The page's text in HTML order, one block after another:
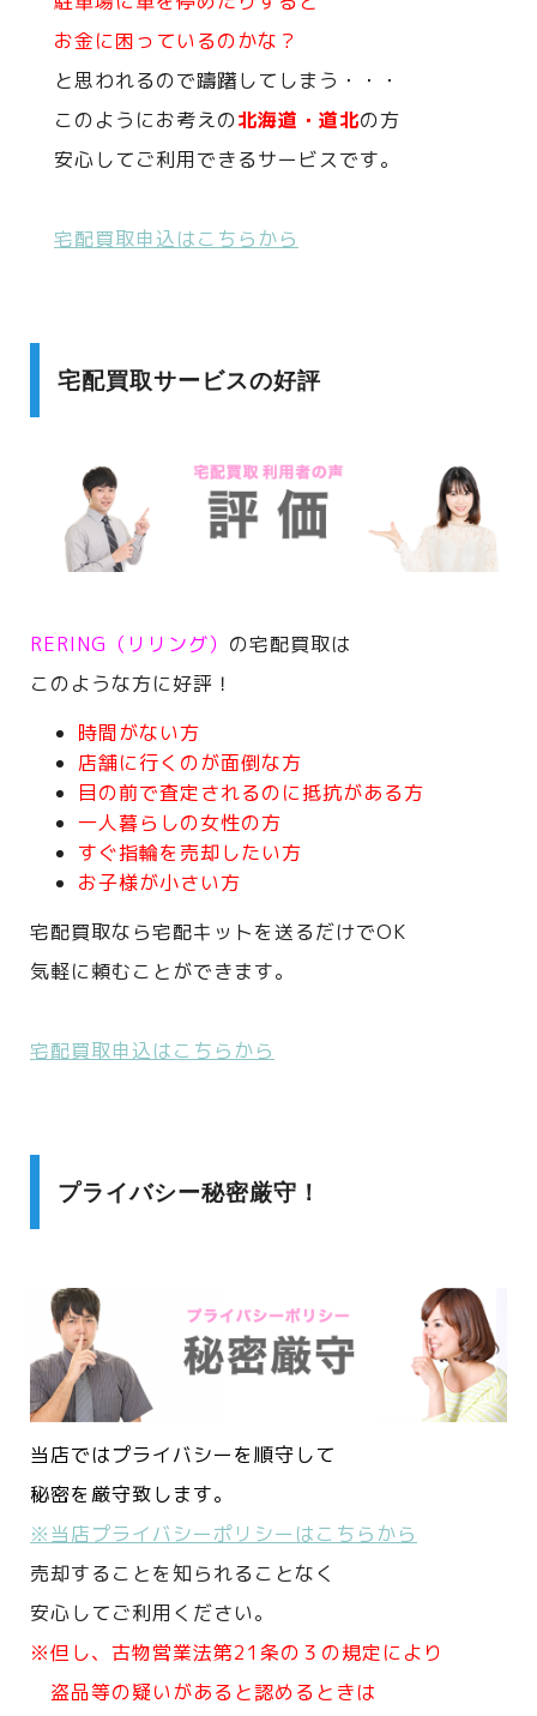
お金に困っているのかな？
と思われるので躊躇してしまう・・・
このようにお考えの北海道・道北の方
安心してご利用できるサービスです。
宅配買取申込はこちらから
宅配買取サービスの好評
RERING（リリング） の宅配買取は
このような方に好評！
時間がない方
店舗に行くのが面倒な方
目の前で査定されるのに抵抗がある方
一人暮らしの女性の方
すぐ指輪を売却したい方
お子様が小さい方
宅配買取なら宅配キットを送るだけでOK
気軽に頼むことができます。
宅配買取申込はこちらから
プライバシー秘密厳守！
当店ではプライバシーを順守して
秘密を厳守致します。
※当店プライバシーポリシーはこちらから
売却することを知られることなく
安心してご利用ください。
※但し、古物営業法第21条の３の規定により
盗品等の疑いがあると認めるときは